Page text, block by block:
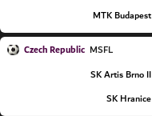
MTK Budapest
Czech Republic MSFL
SK Artis Brno II
SK Hranice